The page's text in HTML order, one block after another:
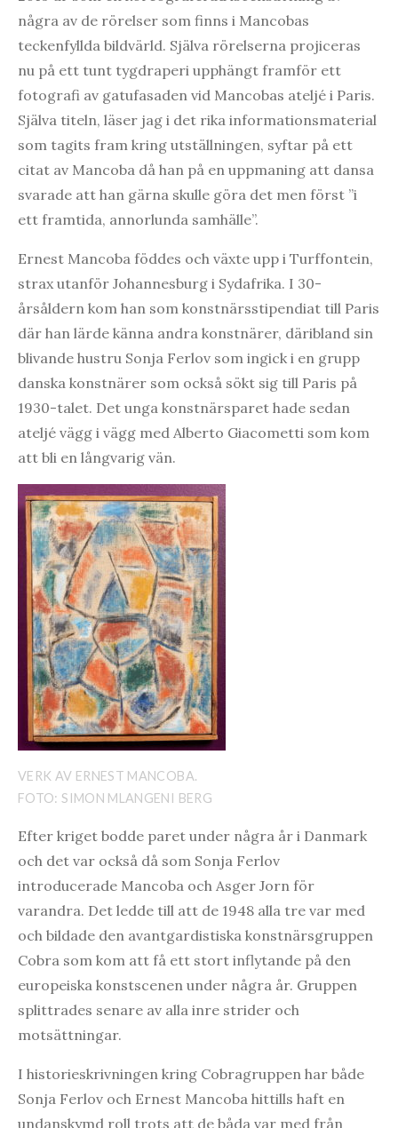
några av de rörelser som finns i Mancobas
teckenfyllda bildvärld. Själva rörelserna projiceras
nu på ett tunt tygdraperi upphängt framför ett
fotografi av gatufasaden vid Mancobas ateljé i Paris.
Själva titeln, läser jag i det rika informationsmaterial
som tagits fram kring utställningen, syftar på ett
citat av Mancoba då han på en uppmaning att dansa
svarade att han gärna skulle göra det men först ”i
ett framtida, annorlunda samhälle”.
Ernest Mancoba föddes och växte upp i Turffontein,
strax utanför Johannesburg i Sydafrika. I 30-
årsåldern kom han som konstnärsstipendiat till Paris
där han lärde känna andra konstnärer, däribland sin
blivande hustru Sonja Ferlov som ingick i en grupp
danska konstnärer som också sökt sig till Paris på
1930-talet. Det unga konstnärsparet hade sedan
ateljé vägg i vägg med Alberto Giacometti som kom
att bli en långvarig vän.
VERK AV ERNEST MANCOBA.
FOTO: SIMON MLANGENI BERG
Efter kriget bodde paret under några år i Danmark
och det var också då som Sonja Ferlov
introducerade Mancoba och Asger Jorn för
varandra. Det ledde till att de 1948 alla tre var med
och bildade den avantgardistiska konstnärsgruppen
Cobra som kom att få ett stort inflytande på den
europeiska konstscenen under några år. Gruppen
splittrades senare av alla inre strider och
motsättningar.
I historieskrivningen kring Cobragruppen har både
Sonja Ferlov och Ernest Mancoba hittills haft en
undanskymd roll trots att de båda var med från